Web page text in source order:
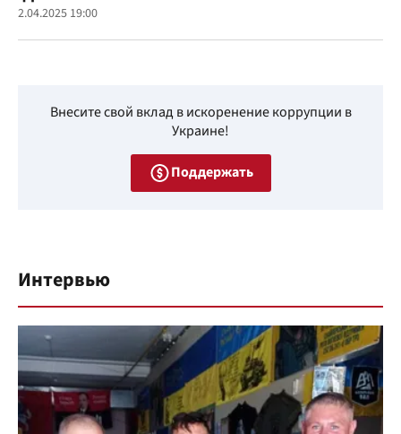
2.04.2025 19:00
Внесите свой вклад в искоренение коррупции в
Украине!
Поддержать
Интервью